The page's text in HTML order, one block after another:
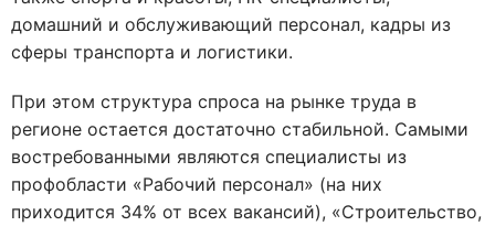
домашний и обслуживающий персонал, кадры из
сферы транспорта и логистики.
При этом структура спроса на рынке труда в
регионе остается достаточно стабильной. Самыми
востребованными являются специалисты из
профобласти «Рабочий персонал» (на них
приходится 34% от всех вакансий), «Строительство,